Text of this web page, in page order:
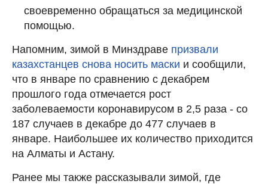
своевременно обращаться за медицинской
помощью.
Напомним, зимой в Минздраве призвали
казахстанцев снова носить маски и сообщили,
что в январе по сравнению с декабрем
прошлого года отмечается рост
заболеваемости коронавирусом в 2,5 раза - со
187 случаев в декабре до 477 случаев в
январе. Наибольшее их количество приходится
на Алматы и Астану.
Ранее мы также рассказывали зимой, где